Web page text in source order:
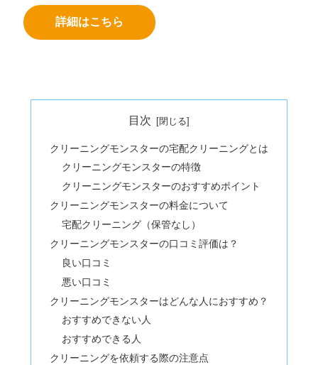
詳細はこちら
目次
クリーニングモンスターの宅配クリーニングとは
クリーニングモンスターの特徴
クリーニングモンスターのおすすめポイント
クリーニングモンスターの料金について
宅配クリーニング（保管なし）
クリーニングモンスターの口コミ評価は？
良い口コミ
悪い口コミ
クリーニングモンスターはどんな人におすすめ？
おすすめできない人
おすすめできる人
クリーニングを依頼する際の注意点